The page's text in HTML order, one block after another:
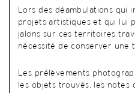
Lors des déambulations qui
projets artistiques et qui lui
jalons sur ces territoires
nécessité de conserver une
Les prélèvements
les objets trouvés, les notes